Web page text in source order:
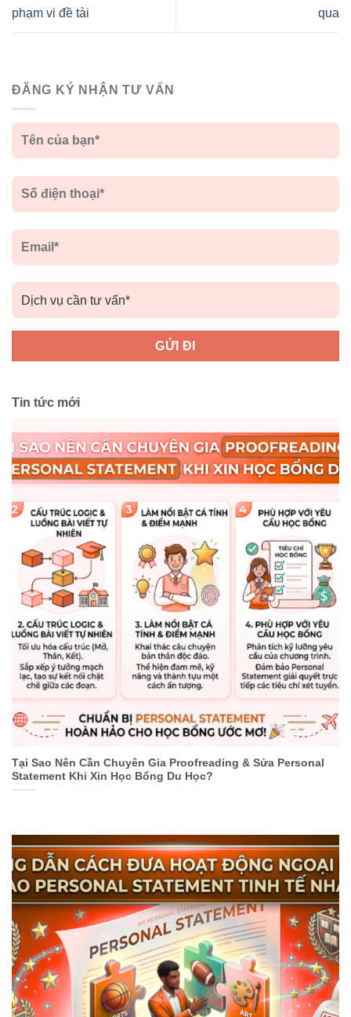
phạm vi đề tài
qua
ĐĂNG KÝ NHẬN TƯ VẤN
Tin tức mới
Tại Sao Nên Cần Chuyên Gia Proofreading & Sửa Personal
Statement Khi Xin Học Bổng Du Học?